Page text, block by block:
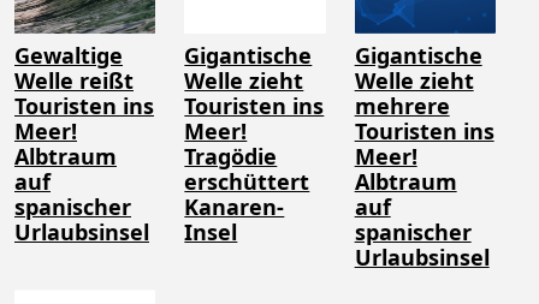
Gewaltige
Welle reißt
Touristen ins
Meer!
Albtraum
auf
spanischer
Urlaubsinsel
Gigantische
Welle zieht
Touristen ins
Meer!
Tragödie
erschüttert
Kanaren-
Insel
Gigantische
Welle zieht
mehrere
Touristen ins
Meer!
Albtraum
auf
spanischer
Urlaubsinsel